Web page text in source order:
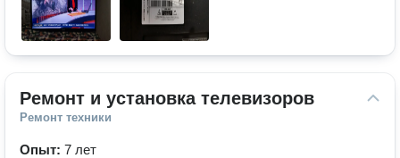
Ремонт и установка телевизоров
Ремонт техники
Опыт: 7 лет